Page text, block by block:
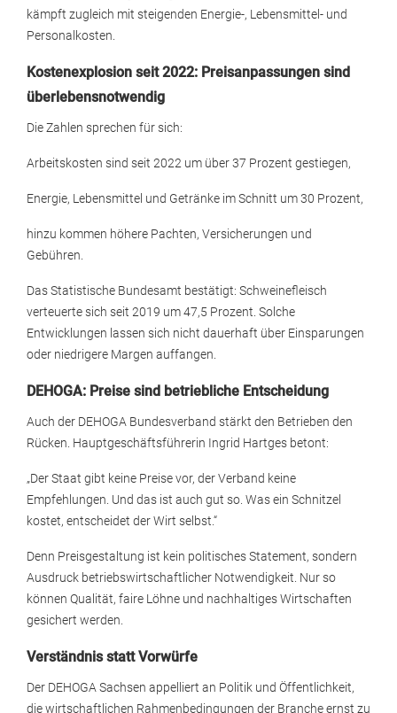
kämpft zugleich mit steigenden Energie-, Lebensmittel- und
Personalkosten.
Kostenexplosion seit 2022: Preisanpassungen sind
überlebensnotwendig
Die Zahlen sprechen für sich:
Arbeitskosten sind seit 2022 um über 37 Prozent gestiegen,
Energie, Lebensmittel und Getränke im Schnitt um 30 Prozent,
hinzu kommen höhere Pachten, Versicherungen und
Gebühren.
Das Statistische Bundesamt bestätigt: Schweinefleisch
verteuerte sich seit 2019 um 47,5 Prozent. Solche
Entwicklungen lassen sich nicht dauerhaft über Einsparungen
oder niedrigere Margen auffangen.
DEHOGA: Preise sind betriebliche Entscheidung
Auch der DEHOGA Bundesverband stärkt den Betrieben den
Rücken. Hauptgeschäftsführerin Ingrid Hartges betont:
„Der Staat gibt keine Preise vor, der Verband keine
Empfehlungen. Und das ist auch gut so. Was ein Schnitzel
kostet, entscheidet der Wirt selbst.“
Denn Preisgestaltung ist kein politisches Statement, sondern
Ausdruck betriebswirtschaftlicher Notwendigkeit. Nur so
können Qualität, faire Löhne und nachhaltiges Wirtschaften
gesichert werden.
Verständnis statt Vorwürfe
Der DEHOGA Sachsen appelliert an Politik und Öffentlichkeit,
die wirtschaftlichen Rahmenbedingungen der Branche ernst zu